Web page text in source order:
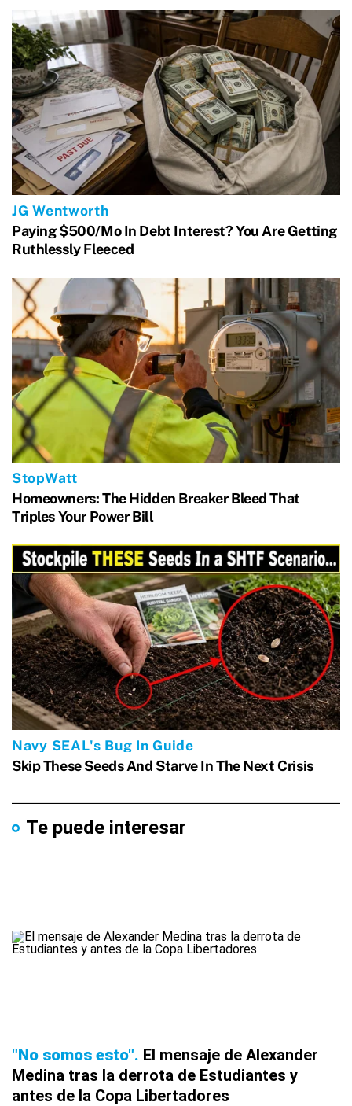
Te puede interesar
"No somos esto" El mensaje de Alexander
Medina tras la derrota de Estudiantes y
antes de la Copa Libertadores